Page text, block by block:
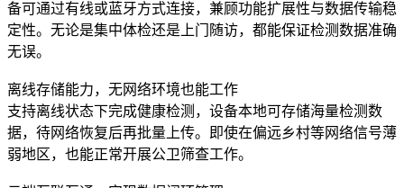
备可通过有线或蓝牙方式连接，兼顾功能扩展性与数据传输稳
定性。无论是集中体检还是上门随访，都能保证检测数据准确
无误。
离线存储能力，无网络环境也能工作
支持离线状态下完成健康检测，设备本地可存储海量检测数
据，待网络恢复后再批量上传。即使在偏远乡村等网络信号薄
弱地区，也能正常开展公卫筛查工作。